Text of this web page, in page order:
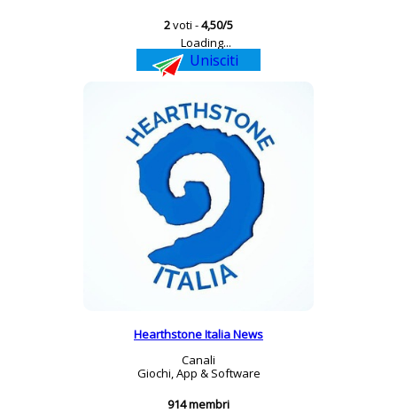
2voti -4,50/5
Loading...
Unisciti
Hearthstone Italia News
Canali
Giochi, App & Software
914 membri